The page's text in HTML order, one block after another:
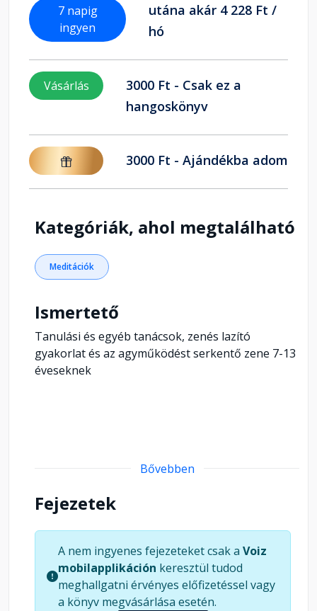
7 napig
ingyen
utána akár 4 228 Ft /
hó
Vásárlás
3000 Ft - Csak ez a
hangoskönyv
3000 Ft - Ajándékba adom
Kategóriák, ahol megtalálható
Meditációk
Ismertető
Tanulási és egyéb tanácsok, zenés lazító
gyakorlat és az agyműködést serkentő zene 7-13
éveseknek
Bővebben
Fejezetek
A nem ingyenes fejezeteket csak a Voiz
mobilapplikáción keresztül tudod
meghallgatni érvényes előfizetéssel vagy
a könyv megvásárlása esetén.